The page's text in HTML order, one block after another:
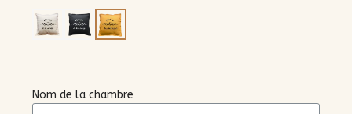
Nom de la chambre